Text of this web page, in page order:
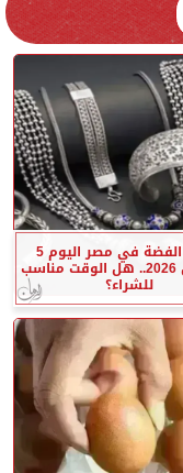
أسعار الفضة في مصر اليوم 5
أغسطس 2026.. هل الوقت مناسب
للشراء؟